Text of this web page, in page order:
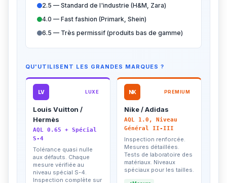
2.5 — Standard de l'industrie (H&M, Zara)
4.0 — Fast fashion (Primark, Shein)
6.5 — Très permissif (produits bas de gamme)
QU'UTILISENT LES GRANDES MARQUES ?
LV LUXE
Louis Vuitton /
Hermès
AQL 0.65 + Spécial
S-4
Tolérance quasi nulle
aux défauts. Chaque
mesure vérifiée au
niveau spécial S-4.
Inspection complète sur
NK PREMIUM
Nike / Adidas
AQL 1.0, Niveau
Général II-III
Inspection renforcée.
Mesures détaillées.
Tests de laboratoire des
matériaux. Niveaux
spéciaux pour les tailles.